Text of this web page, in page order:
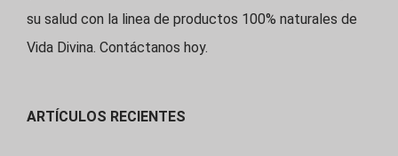
su salud con la linea de productos 100% naturales de
Vida Divina. Contáctanos hoy.
ARTÍCULOS RECIENTES